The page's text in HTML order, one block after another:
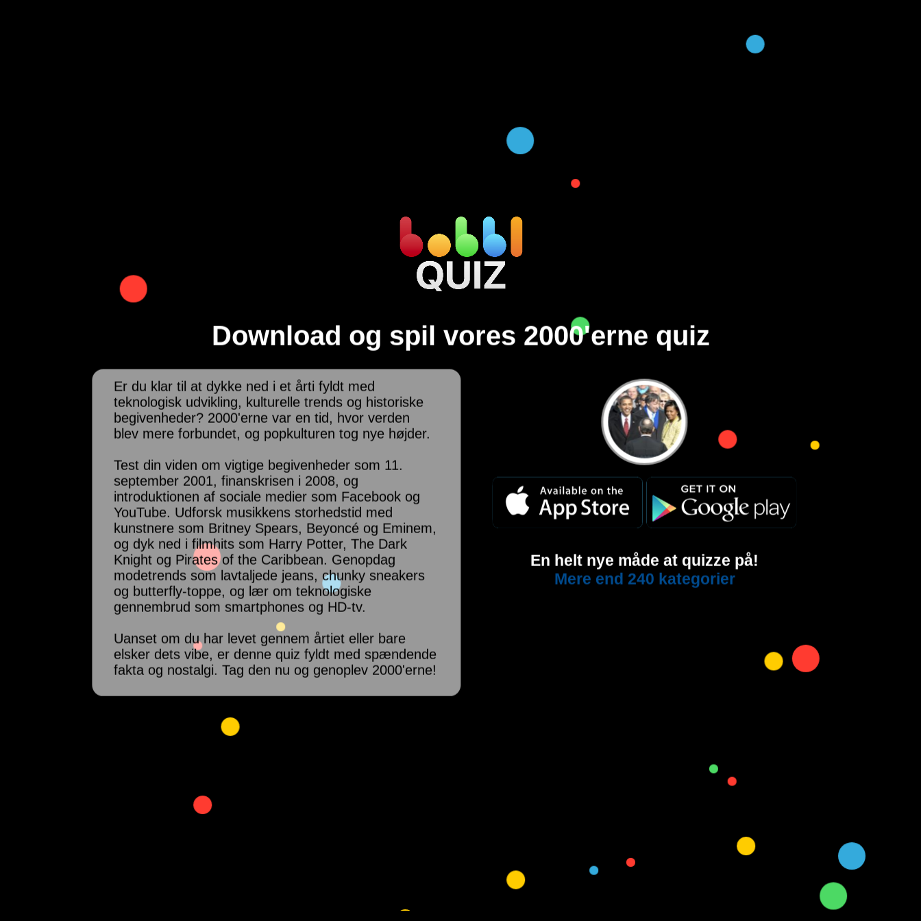
Download og spil vores 2000'erne quiz
Er du klar til at dykke ned i et årti fyldt med
teknologisk udvikling, kulturelle trends og historiske
begivenheder? 2000'erne var en tid, hvor verden
blev mere forbundet, og popkulturen tog nye højder.
Test din viden om vigtige begivenheder som 11.
september 2001, finanskrisen i 2008, og
introduktionen af sociale medier som Facebook og
YouTube. Udforsk musikkens storhedstid med
kunstnere som Britney Spears, Beyoncé og Eminem,
og dyk ned i filmhits som Harry Potter, The Dark
Knight og Pirates of the Caribbean. Genopdag
modetrends som lavtaljede jeans, chunky sneakers
og butterfly-toppe, og lær om teknologiske
gennembrud som smartphones og HD-tv.
Uanset om du har levet gennem årtiet eller bare
elsker dets vibe, er denne quiz fyldt med spændende
fakta og nostalgi. Tag den nu og genoplev 2000'erne!
En helt nye måde at quizze på!
Mere end 240 kategorier